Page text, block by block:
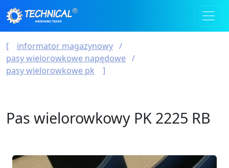
informator magazynowy
pasy wielorowkowe napędowe
pasy wielorowkowe pk
Pas wielorowkowy PK 2225 RB